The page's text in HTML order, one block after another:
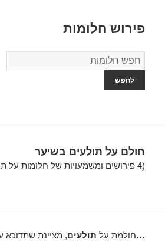
פירוש חלומות
מילון
החלומות
חולם על תולעים בשיער
(4 פירושים ומשמעויות של חלומות על תולעים בשיער)
…חולמת על תולעים, מציינת שתדוכא